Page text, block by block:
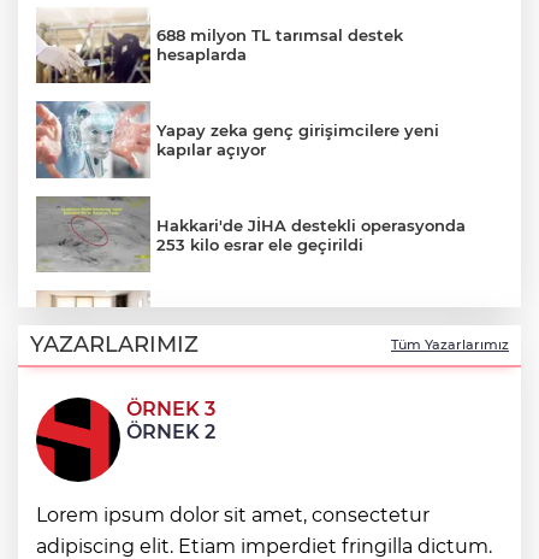
688 milyon TL tarımsal destek
hesaplarda
Yapay zeka genç girişimcilere yeni
kapılar açıyor
Hakkari'de JİHA destekli operasyonda
253 kilo esrar ele geçirildi
nezaket ziyareti
İstanbul Maltepe’de çocuklar kitapların
renkli dünyasında
Edirne Keşan’dan Elazığ'a gönül köprüsü
YAZARLARIMIZ Tüm Yazarlarımız
ÖRNEK 3
ÖRNEK 2
Lorem ipsum dolor sit amet, consectetur
adipiscing elit. Etiam imperdiet fringilla dictum.